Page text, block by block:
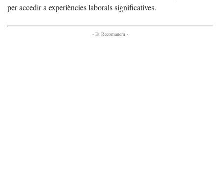
per accedir a experiències laborals significatives.
- Et Recomanem -